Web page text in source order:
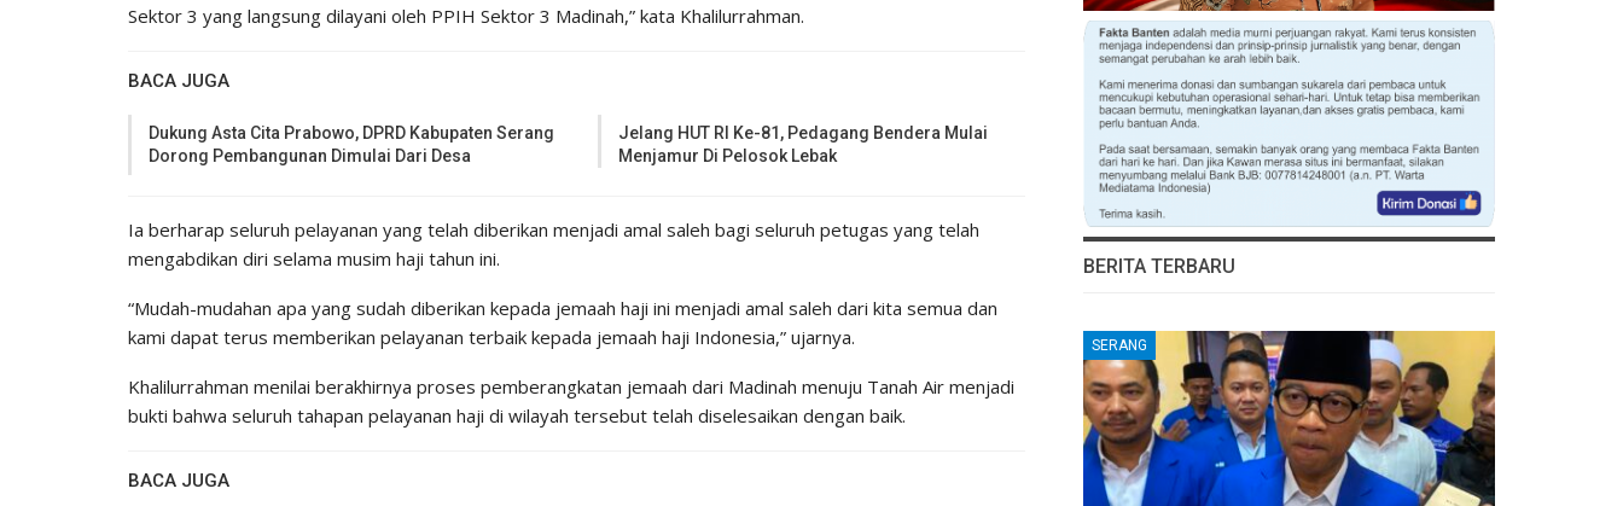
Sektor 3 yang langsung dilayani oleh PPIH Sektor 3 Madinah,” kata Khalilurrahman.
BACA JUGA
Dukung Asta Cita Prabowo, DPRD Kabupaten Serang
Dorong Pembangunan Dimulai Dari Desa
Jelang HUT RI Ke-81, Pedagang Bendera Mulai
Menjamur Di Pelosok Lebak
Ia berharap seluruh pelayanan yang telah diberikan menjadi amal saleh bagi seluruh petugas yang telah
mengabdikan diri selama musim haji tahun ini.
“Mudah-mudahan apa yang sudah diberikan kepada jemaah haji ini menjadi amal saleh dari kita semua dan
kami dapat terus memberikan pelayanan terbaik kepada jemaah haji Indonesia,” ujarnya.
Khalilurrahman menilai berakhirnya proses pemberangkatan jemaah dari Madinah menuju Tanah Air menjadi
bukti bahwa seluruh tahapan pelayanan haji di wilayah tersebut telah diselesaikan dengan baik.
BACA JUGA
BERITA TERBARU
SERANG